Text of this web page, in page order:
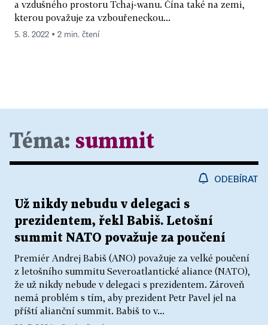
a vzdušného prostoru Tchaj-wanu. Čína také na zemi,
kterou považuje za vzbouřeneckou...
5. 8. 2022 ▪ 2 min. čtení
Téma: summit
ODEBÍRAT
Už nikdy nebudu v delegaci s
prezidentem, řekl Babiš. Letošní
summit NATO považuje za poučení
Premiér Andrej Babiš (ANO) považuje za velké poučení
z letošního summitu Severoatlantické aliance (NATO),
že už nikdy nebude v delegaci s prezidentem. Zároveň
nemá problém s tím, aby prezident Petr Pavel jel na
příští alianční summit. Babiš to v...